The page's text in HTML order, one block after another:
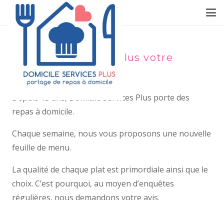
Domicile Services Plus votre
partenaire
Depuis 13 ans, Domicile Services Plus porte des
repas à domicile.
Chaque semaine, nous vous proposons une nouvelle
feuille de menu.
La qualité de chaque plat est primordiale ainsi que le
choix. C’est pourquoi, au moyen d’enquêtes
régulières, nous demandons votre avis.